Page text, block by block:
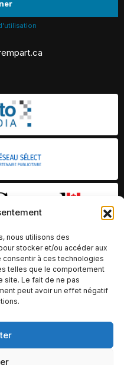
nous utilisons des
stocker et/ou accéder aux
à ces technologies
telles que le comportement
site. Le fait de ne pas
peut avoir un effet négatif
par Chameleon Ideas